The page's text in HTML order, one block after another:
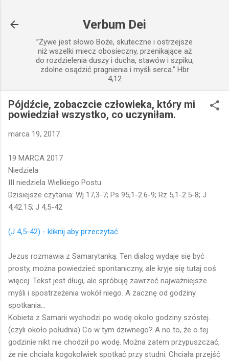
Verbum Dei
”Żywe jest słowo Boże, skuteczne i ostrzejsze
niż wszelki miecz obosieczny, przenikające aż
do rozdzielenia duszy i ducha, stawów i szpiku,
zdolne osądzić pragnienia i myśli serca.” Hbr
4,12
Pójdźcie, zobaczcie człowieka, który mi
powiedział wszystko, co uczyniłam.
marca 19, 2017
19 MARCA 2017
Niedziela
III niedziela Wielkiego Postu
Dzisiejsze czytania: Wj 17,3-7; Ps 95,1-2.6-9; Rz 5,1-2.5-8; J
4,42.15; J 4,5-42
(J 4,5-42) - kliknij aby przeczytać
Jezus rozmawia z Samarytanką. Ten dialog wydaje się być
prosty, można powiedzieć spontaniczny, ale kryje się tutaj coś
więcej. Tekst jest długi, ale spróbuję zawrzeć najważniejsze
myśli i spostrzeżenia wokół niego. A zacznę od godziny
spotkania...
Kobieta z Samarii wychodzi po wodę około godziny szóstej.
(czyli około południa) Co w tym dziwnego? A no to, że o tej
godzinie nikt nie chodził po wodę. Można zatem przypuszczać,
że nie chciała kogokolwiek spotkać przy studni. Chciała przejść